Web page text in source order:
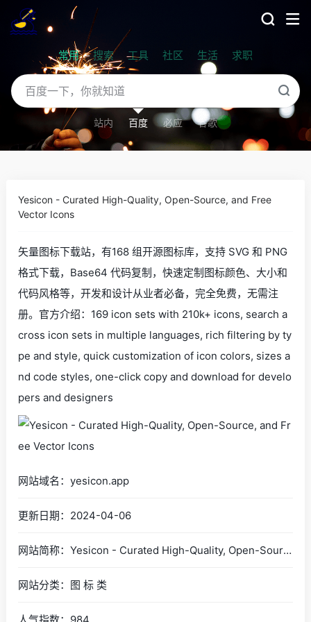
常用 搜索 工具 社区 生活 求职
站内 百度 必应 谷歌
Yesicon - Curated High-Quality, Open-Source, and Free
Vector Icons
矢量图标下载站，有168 组开源图标库，支持 SVG 和 PNG
格式下载，Base64 代码复制，快速定制图标颜色、大小和
代码风格等，开发和设计从业者必备，完全免费，无需注
册。官方介绍：169 icon sets with 210k+ icons, search a
cross icon sets in multiple languages, rich filtering by ty
pe and style, quick customization of icon colors, sizes a
nd code styles, one-click copy and download for develo
pers and designers
网站域名：yesicon.app
更新日期：2024-04-06
网站简称：Yesicon - Curated High-Quality, Open-Source, and Free Vector Icons
网站分类：图 标 类
人气指数：984